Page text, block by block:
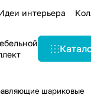
интерьера
шариковые